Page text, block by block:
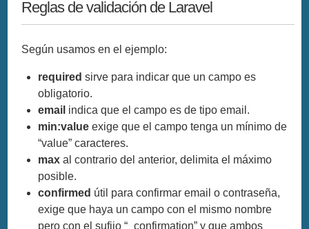
Reglas de validación de Laravel
Según usamos en el ejemplo:
required sirve para indicar que un campo es
obligatorio.
email indica que el campo es de tipo email.
min:value exige que el campo tenga un mínimo de
“value” caracteres.
max al contrario del anterior, delimita el máximo
posible.
confirmed útil para confirmar email o contraseña,
exige que haya un campo con el mismo nombre
pero con el sufijo “_confirmation” y que ambos